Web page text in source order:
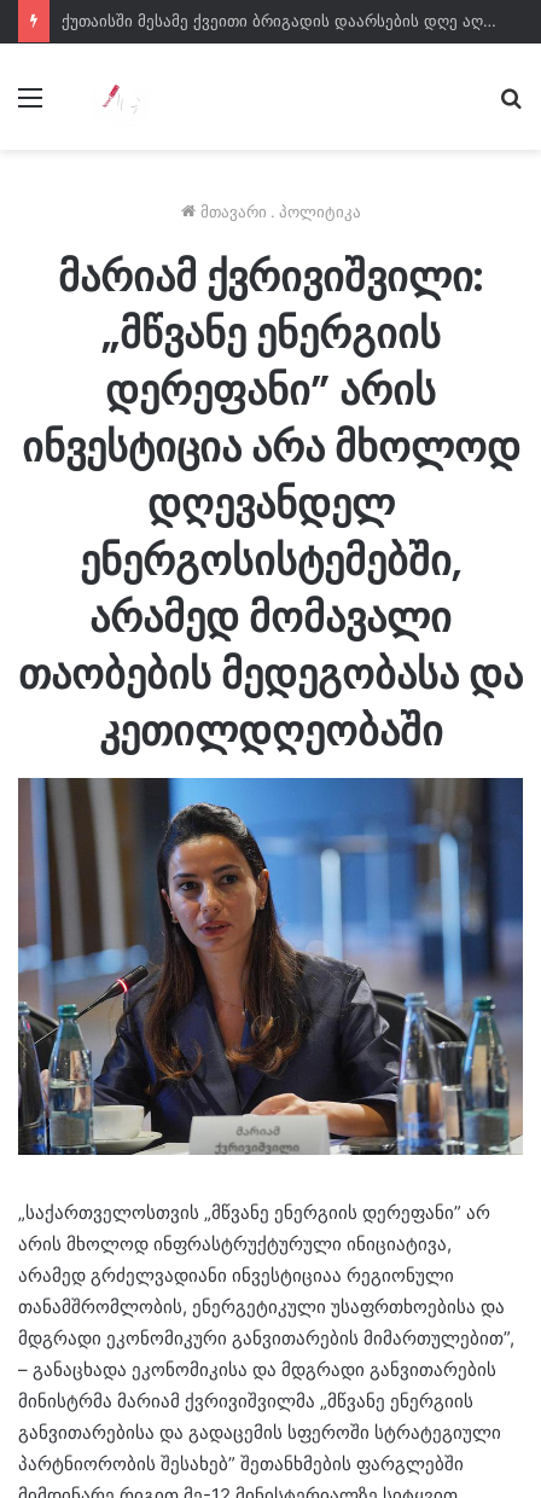
ქუთაისში მესამე ქვეითი ბრიგადის დაარსების დღე აღნიშნეს
მენიუ
მთავარი . პოლიტიკა
მარიამ ქვრივიშვილი:
„მწვანე ენერგიის
დერეფანი” არის
ინვესტიცია არა მხოლოდ
დღევანდელ
ენერგოსისტემებში,
არამედ მომავალი
თაობების მედეგობასა და
კეთილდღეობაში
„საქართველოსთვის „მწვანე ენერგიის დერეფანი” არ
არის მხოლოდ ინფრასტრუქტურული ინიციატივა,
არამედ გრძელვადიანი ინვესტიციაა რეგიონული
თანამშრომლობის, ენერგეტიკული უსაფრთხოებისა და
მდგრადი ეკონომიკური განვითარების მიმართულებით”,
– განაცხადა ეკონომიკისა და მდგრადი განვითარების
მინისტრმა მარიამ ქვრივიშვილმა „მწვანე ენერგიის
განვითარებისა და გადაცემის სფეროში სტრატეგიული
პარტნიორობის შესახებ” შეთანხმების ფარგლებში